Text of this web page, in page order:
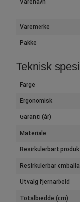
Varenavn
Varemerke
Pakke
Teknisk
Farge
Ergonomisk
Garanti (år)
Materiale
Resirkulerbart
Resirkulerbar
Utvalg fjernarbeid
Totalbredde (cm)